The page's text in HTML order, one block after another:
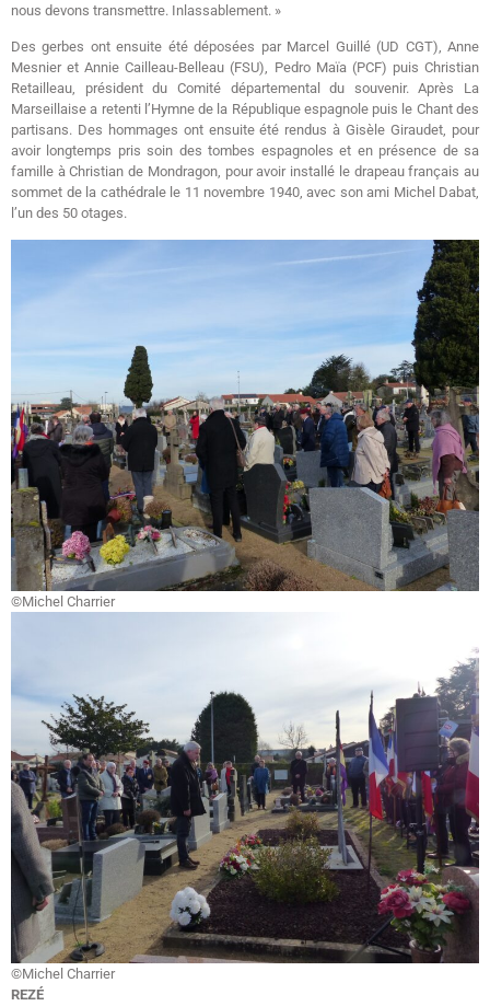
nous devons transmettre. Inlassablement. »
Des gerbes ont ensuite été déposées par Marcel Guillé (UD CGT), Anne
Mesnier et Annie Cailleau-Belleau (FSU), Pedro Maïa (PCF) puis Christian
Retailleau, président du Comité départemental du souvenir. Après La
Marseillaise a retenti l’Hymne de la République espagnole puis le Chant des
partisans. Des hommages ont ensuite été rendus à Gisèle Giraudet, pour
avoir longtemps pris soin des tombes espagnoles et en présence de sa
famille à Christian de Mondragon, pour avoir installé le drapeau français au
sommet de la cathédrale le 11 novembre 1940, avec son ami Michel Dabat,
l’un des 50 otages.
©Michel Charrier
©Michel Charrier
REZÉ